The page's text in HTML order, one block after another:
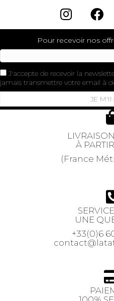
Pour recevoir nos
J'accepte de recevoir la
jamais transmettre votre email à
JE
À
(France
UNE
+33(0)6